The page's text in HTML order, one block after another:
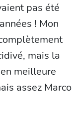
pas été
! Mon
mais la
meilleure
assez Marco